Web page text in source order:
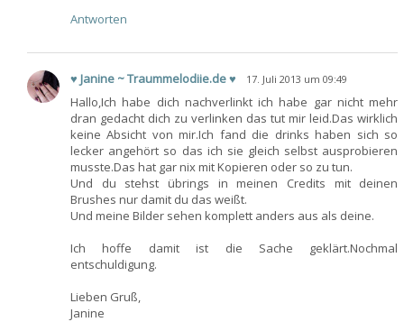
Antworten
♥ Janine ~ Traummelodiie.de ♥ 17. Juli 2013 um 09:49
Hallo,Ich habe dich nachverlinkt ich habe gar nicht mehr
dran gedacht dich zu verlinken das tut mir leid.Das wirklich
keine Absicht von mir.Ich fand die drinks haben sich so
lecker angehört so das ich sie gleich selbst ausprobieren
musste.Das hat gar nix mit Kopieren oder so zu tun.
Und du stehst übrings in meinen Credits mit deinen
Brushes nur damit du das weißt.
Und meine Bilder sehen komplett anders aus als deine.
Ich hoffe damit ist die Sache geklärt.Nochmal
entschuldigung.
Lieben Gruß,
Janine